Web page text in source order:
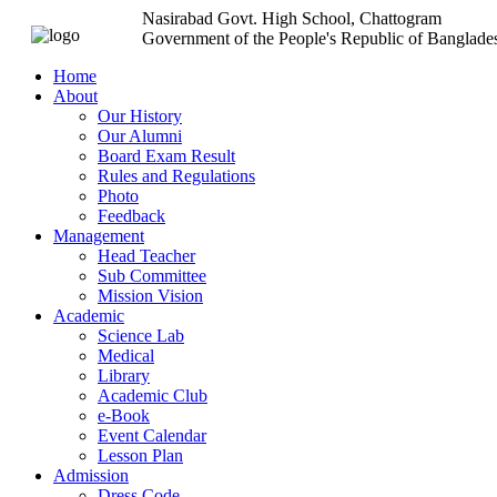
Nasirabad Govt. High School, Chattogram
Government of the People's Republic of
Home
About
Our History
Our Alumni
Board Exam Result
Rules and Regulations
Photo
Feedback
Management
Head Teacher
Sub Committee
Mission Vision
Academic
Science Lab
Medical
Library
Academic Club
e-Book
Event Calendar
Lesson Plan
Admission